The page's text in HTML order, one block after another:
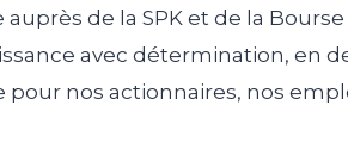
de la SPK et de la Bourse
avec détermination, en
nos actionnaires, nos